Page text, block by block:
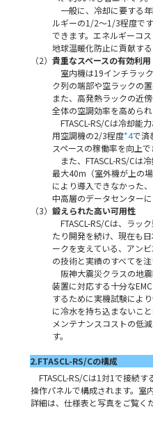
一般に、冷却に要する
ルギーの1/2～1/3程度で
できます。エネルギーコ
地球温暖化防止に貢献する
（2） 貴重なスペースの有効利用
室内機は19インチラッ
ク列の端部や空ラックの
また、高発熱ラックの近
全体の空調効率を高められ
FTASCL-RS/Cは冷却能
用空調機の2/3程度*4で済
スペースの稼働率を向上で
また、FTASCL-RS/Cは
最大40m（室外機が上の
により導入できなかった
中高層のデータセンターに
（3） 鍛えられた高い可用性
FTASCL-RS/Cは、ラッ
たり開発を続け、現在も
ークを支えている、アン
の技術と実績のすべてを注
阪神大震災クラスの地
装置に対応する十分な
するために実機試験によ
に冷水を持ち込まないこ
メンテナンスコストの低
す。
2.FTASCL-RS/Cの構成
FTASCL-RS/Cは1対1で接続す
操作パネルで構成されます。室
詳細は、仕様表と写真をご覧く